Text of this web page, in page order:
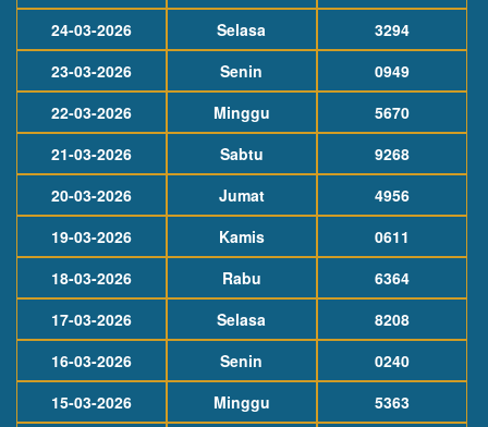
24-03-2026 Selasa
3294
23-03-2026
Senin
0949
22-03-2026
Minggu
5670
21-03-2026
Sabtu
9268
20-03-2026
Jumat
4956
19-03-2026
Kamis
0611
18-03-2026
Rabu
6364
17-03-2026
Selasa
8208
16-03-2026
Senin
0240
15-03-2026
Minggu 5363